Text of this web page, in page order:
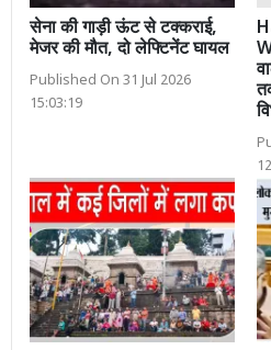
सेना की गाड़ी ऊंट से टक्कराई,
मेजर की मौत, दो लेफ्टिनेंट घायल
Published On 31 Jul 2026
15:03:19